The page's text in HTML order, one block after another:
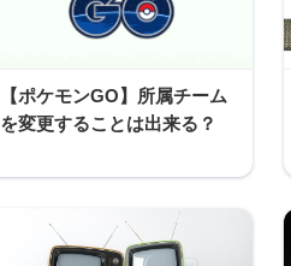
【ポケモンGO】所属チーム
を変更することは出来る？